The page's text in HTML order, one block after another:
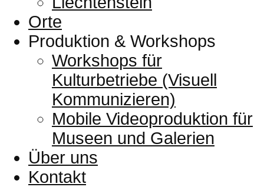
Orte
Produktion & Workshops
Workshops für
Kulturbetriebe (Visuell
Kommunizieren)
Mobile Videoproduktion für
Museen und Galerien
Über uns
Kontakt